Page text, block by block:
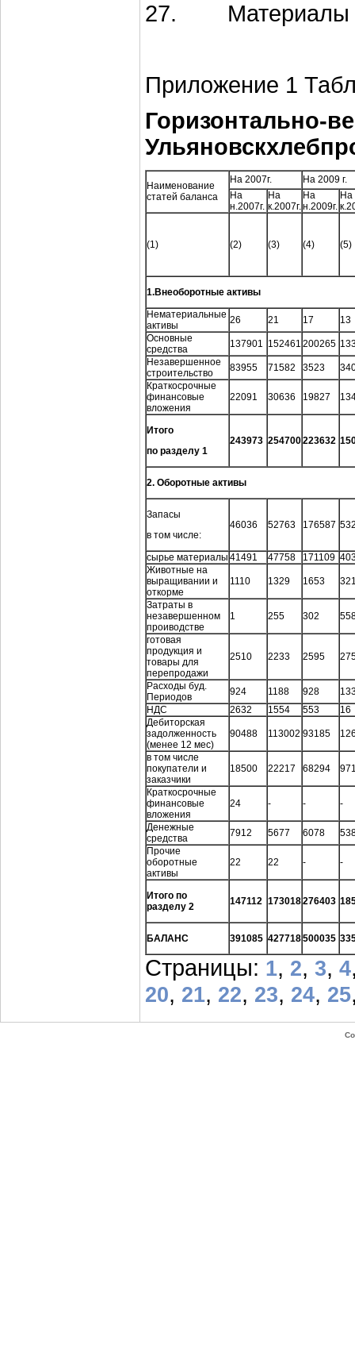
27. Материалы
Приложение 1
Горизонтально-
Наименование
статей баланса
На 2007г.
На 2009 г.
На
н.2007г.
На
к.2007г.
На
н.2009г.
На
(1) (2) (3) (4) (5)
1.Внеоборотные активы
Нематериальные
активы
26 21 17
13
Основные
средства
137901 152461 200265
Незавершенное
строительство
83955 71582 3523
Краткосрочные
финансовые
вложения
22091 30636 19827
Итого
по разделу 1
243973 254700223632
2. Оборотные активы
Запасы
в том числе:
46036 52763 176587
сырье материалы 41491 47758 171109
Животные на
выращивании и
откорме
1110 1329 1653
Затраты в
незавершенном
проиводстве
1 255 302
готовая
продукция и
товары для
перепродажи
2510 2233 2595
Расходы буд.
Периодов
924 1188 928
НДС
2632 1554 553
16
Дебиторская
задолженность
(менее 12 мес)
90488 113002 93185
в том числе
покупатели и
заказчики
18500 22217 68294
Краткосрочные
финансовые
вложения
24 - - -
Денежные
средства
7912 5677 6078
Прочие
оборотные
активы
22 22 - -
Итого по
разделу 2
147112 173018276403
БАЛАНС 391085 427718500035
Страницы: 1, 2, 3, 4
20, 21, 22, 23, 24, 25